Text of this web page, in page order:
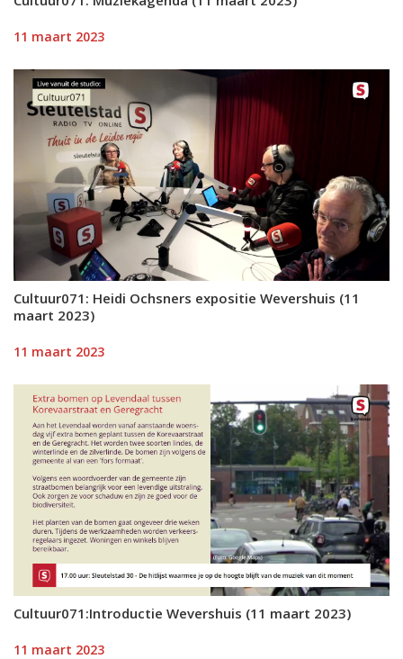
11 maart 2023
Cultuur071: Heidi Ochsners expositie Wevershuis (11
maart 2023)
11 maart 2023
Cultuur071:Introductie Wevershuis (11 maart 2023)
11 maart 2023